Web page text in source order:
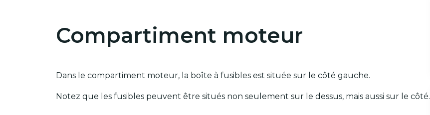
Compartiment moteur
Dans le compartiment moteur, la boîte à fusibles est située sur le côté gauche.
Notez que les fusibles peuvent être situés non seulement sur le dessus, mais aussi sur le côté.